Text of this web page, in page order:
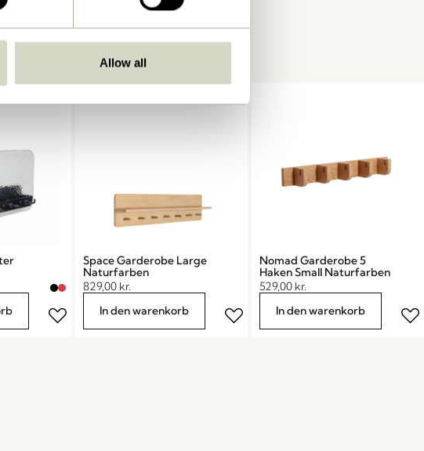
Allow all
Space Garderobe Large
Naturfarben
829,00 kr.
In den warenkorb
Nomad Garderobe 5
Haken Small Naturfarben
529,00 kr.
In den warenkorb